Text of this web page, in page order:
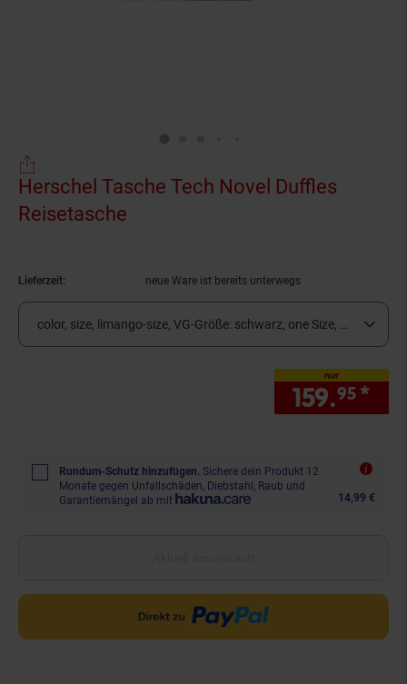
Herschel Tasche Tech Novel Duffles
Reisetasche
Lieferzeit: neue Ware ist bereits unterwegs
color, size, limango-size, VG-Größe: schwarz, one Size, o ...
nur
159.95 *
Rundum-Schutz hinzufügen. Sichere dein Produkt 12
Monate gegen Unfallschäden, Diebstahl, Raub und
Garantiemängel ab mit
14,99 €